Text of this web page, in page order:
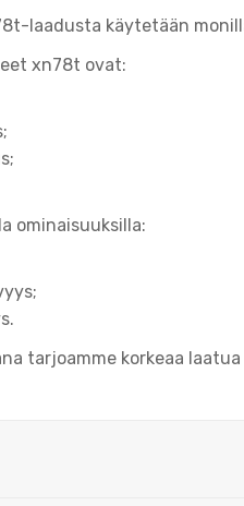
laadusta käytetään
xn78t ovat:
ominaisuuksilla:
tarjoamme korkeaa